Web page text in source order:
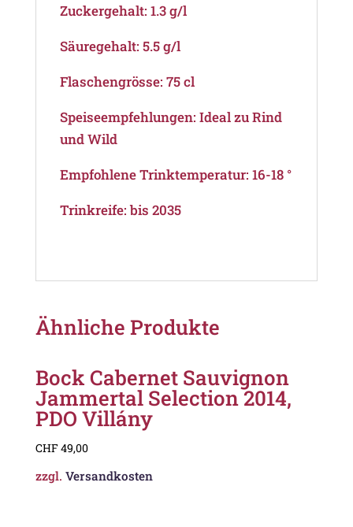
Zuckergehalt: 1.3 g/l
Säuregehalt: 5.5 g/l
Flaschengrösse: 75 cl
Speiseempfehlungen: Ideal zu Rind
und Wild
Empfohlene Trinktemperatur: 16-18 °
Trinkreife: bis 2035
Ähnliche Produkte
Bock Cabernet Sauvignon
Jammertal Selection 2014,
PDO Villány
CHF 49,00
zzgl. Versandkosten